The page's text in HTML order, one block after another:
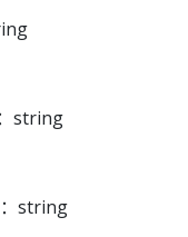
string
string